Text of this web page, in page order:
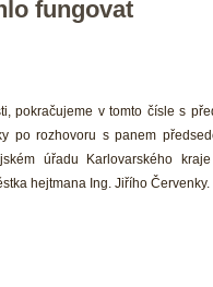
fungovat
pokračujeme v tomto čísle s
po rozhovoru s panem
úřadu Karlovarského
hejtmana Ing. Jiřího Červenky.